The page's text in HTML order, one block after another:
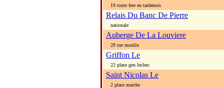
19 route fere en tardenois
Relais Du Banc De Pierre
nationale
Auberge De La Louviere
29 rue moulin
Griffon Le
22 place gen leclerc
Saint Nicolas Le
2 place marche